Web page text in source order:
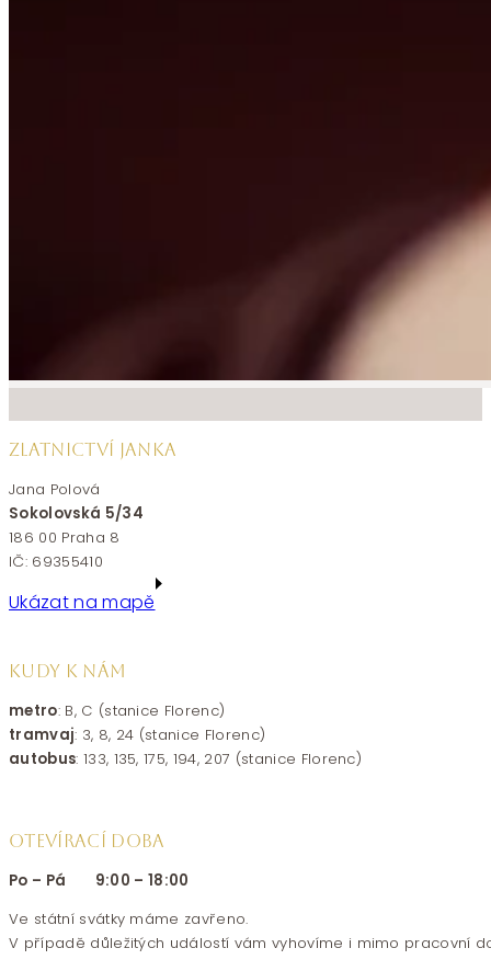
ZLATNICTVÍ JANKA
Jana Polová
Sokolovská 5/34
186 00 Praha 8
IČ: 69355410
Ukázat na mapě
KUDY K NÁM
metro: B, C (stanice Florenc)
tramvaj: 3, 8, 24 (stanice Florenc)
autobus: 133, 135, 175, 194, 207 (stanice Florenc)
OTEVÍRACÍ DOBA
Po – Pá 9:00 – 18:00
Ve státní svátky máme zavřeno.
V případě důležitých událostí vám vyhovíme i mimo pracovní